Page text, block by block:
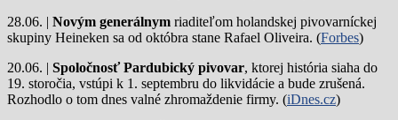
28.06. | Novým generálnym riaditeľom holandskej pivovarníckej
skupiny Heineken sa od októbra stane Rafael Oliveira. (Forbes)
20.06. | Spoločnosť Pardubický pivovar, ktorej história siaha do
19. storočia, vstúpi k 1. septembru do likvidácie a bude zrušená.
Rozhodlo o tom dnes valné zhromaždenie firmy. (iDnes.cz)